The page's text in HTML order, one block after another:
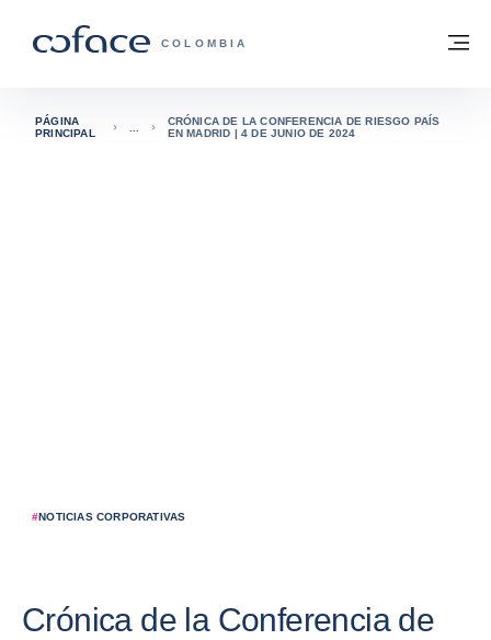
COFACE - FOR TRADE
COLOMBIA
Volver a la página principal
#NOTICIAS CORPORATIVAS
PÁGINA
PRINCIPAL
CRÓNICA DE LA CONFERENCIA DE RIESGO PAÍS
EN MADRID | 4 DE JUNIO DE 2024
Crónica de la Conferencia de